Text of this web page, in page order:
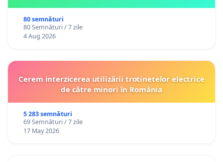
80 semnături
80 Semnături / 7 zile
4 Aug 2026
Cerem interzicerea utilizării trotinetelor electrice
de către minori în România
5 283 semnături
69 Semnături / 7 zile
17 May 2026